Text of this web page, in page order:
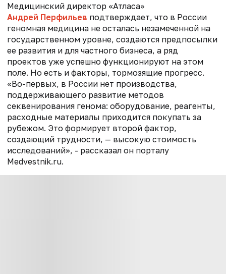
Медицинский директор «Атласа»
Андрей Перфильев подтверждает, что в России
геномная медицина не осталась незамеченной на
государственном уровне, создаются предпосылки
ее развития и для частного бизнеса, а ряд
проектов уже успешно функционируют на этом
поле. Но есть и факторы, тормозящие прогресс.
«Во-первых, в России нет производства,
поддерживающего развитие методов
секвенирования генома: оборудование, реагенты,
расходные материалы приходится покупать за
рубежом. Это формирует второй фактор,
создающий трудности, — высокую стоимость
исследований», - рассказал он порталу
Medvestnik.ru.